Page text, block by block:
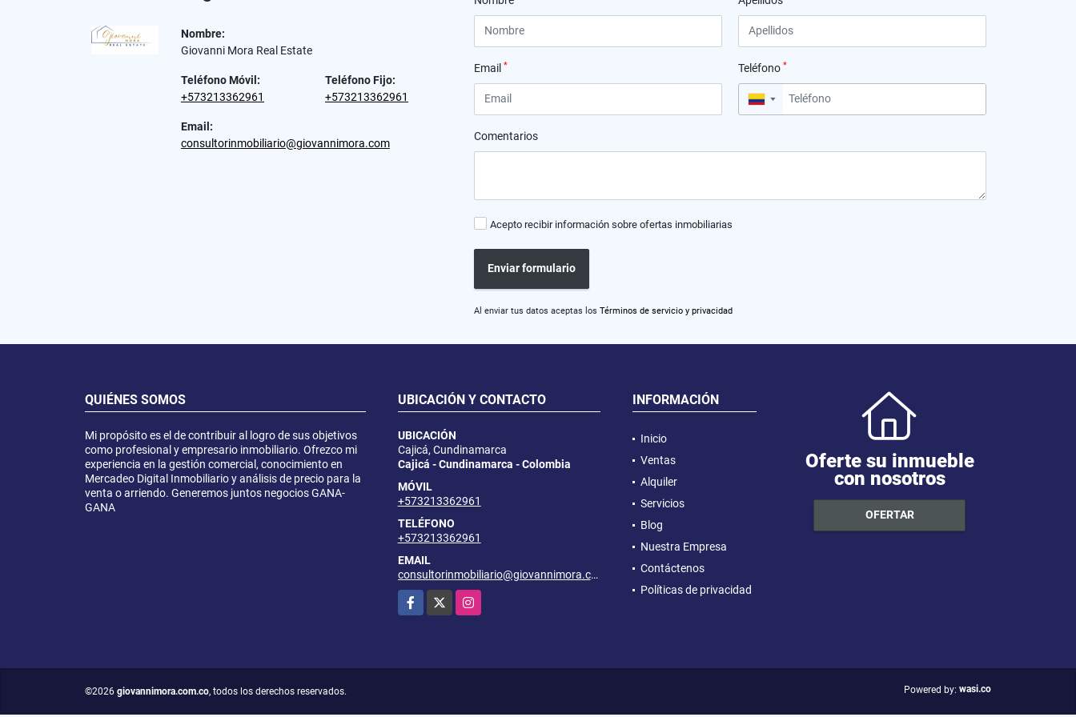
Nombre:
Giovanni Mora Real Estate
Teléfono Móvil:
+573213362961
Teléfono Fijo:
+573213362961
Email:
consultorinmobiliario@giovannimora.com
Email * Teléfono *
▼
Comentarios
Acepto recibir información sobre ofertas inmobiliarias
Enviar formulario
Al enviar tus datos aceptas los Términos de servicio y privacidad
QUIÉNES SOMOS
Mi propósito es el de contribuir al logro de sus objetivos
como profesional y empresario inmobiliario. Ofrezco mi
experiencia en la gestión comercial, conocimiento en
Mercadeo Digital Inmobiliario y análisis de precio para la
venta o arriendo. Generemos juntos negocios GANA-
GANA
UBICACIÓN Y CONTACTO
UBICACIÓN
Cajicá, Cundinamarca
Cajicá - Cundinamarca - Colombia
MÓVIL
+573213362961
TELÉFONO
+573213362961
EMAIL
consultorinmobiliario@giovannimora.com
Facebook
Instagram
INFORMACIÓN
Inicio
Ventas
Alquiler
Servicios
Blog
Nuestra Empresa
Contáctenos
Políticas de privacidad
Oferte su inmueble
con nosotros
OFERTAR
©2026 giovannimora.com.co, todos los derechos reservados. Powered by: wasi.co